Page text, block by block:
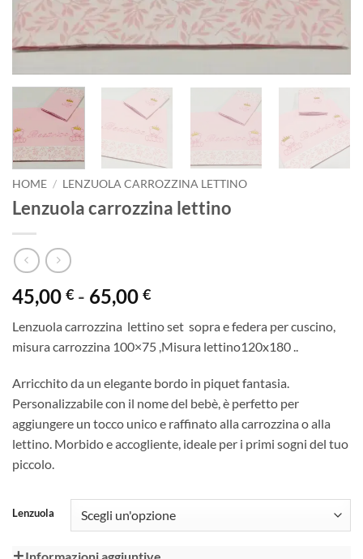
HOME / LENZUOLA CARROZZINA LETTINO
Lenzuola carrozzina lettino
45,00 € - 65,00 €Fascia
prezzo:
da
a
65,00 €
Lenzuola carrozzina lettino set sopra e federa per cuscino,
misura carrozzina 100×75 ,Misura lettino120x180 ..
Arricchito da un elegante bordo in piquet fantasia.
Personalizzabile con il nome del bebè, è perfetto per
aggiungere un tocco unico e raffinato alla carrozzina o alla
lettino. Morbido e accogliente, ideale per i primi sogni del tuo
piccolo.
Lenzuola
Alternative: